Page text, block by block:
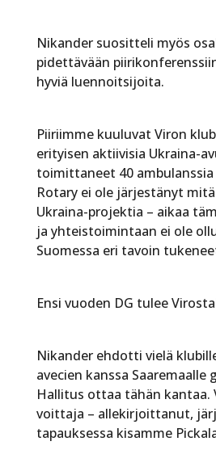
Nikander suositteli myös
pidettävään
hyviä luennoitsijoita.
Piiriimme kuuluvat Viron
erityisen aktiivisia Ukraina-
toimittaneet 40 ambulanssia
Rotary ei ole järjestänyt
Ukraina-projektia – aikaa
ja yhteistoimintaan ei ole
Suomessa eri tavoin
Ensi vuoden DG tulee
Nikander ehdotti vielä
avecien kanssa Saaremaalle
Hallitus ottaa tähän kantaa.
voittaja – allekirjoittanut,
tapauksessa kisamme